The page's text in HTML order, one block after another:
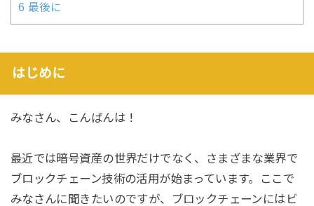
6 最後に
はじめに
みなさん、こんばんは！
最近では暗号資産の世界だけでなく、さまざまな業界で
ブロックチェーン技術の活用が始まっています。ここで
みなさんに聞きたいのですが、ブロックチェーンにはビ